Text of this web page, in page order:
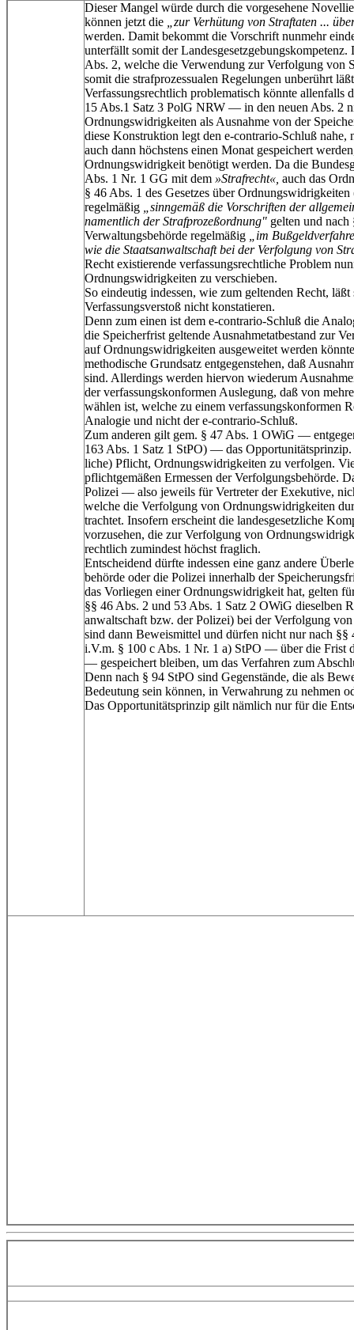
Dieser Mangel würde durch die vorgesehene
können jetzt die
„zur Verhütung von Straftaten ...
werden. Damit bekommt die Vorschrift nunmehr
unterfällt somit der
Abs. 2, welche die Verwendung zur Verfolgung von
somit die strafprozessualen Regelungen unberührt
Verfassungsrechtlich problematisch könnte allenfalls
15 Abs.1 Satz 3 PolG NRW — in den neuen Abs. 2
Ordnungswidrigkeiten als Ausnahme von der
diese Konstruktion legt den e-contrario-Schluß nahe,
auch dann höchstens einen Monat gespeichert
Ordnungswidrigkeit benötigt werden. Da die
Abs. 1 Nr. 1 GG mit dem »Strafrecht«, auch das
§ 46 Abs. 1 des Gesetzes über
regelmäßig
„sinngemäß die Vorschriften der
namentlich der Strafprozeßordnung" gelten und
Verwaltungsbehörde regelmäßig
„im
wie die Staatsanwaltschaft bei der Verfolgung von
Recht existierende verfassungsrechtliche Problem
Ordnungswidrigkeiten zu verschieben.
So eindeutig indessen, wie zum geltenden Recht,
Verfassungsverstoß nicht konstatieren.
Denn zum einen ist dem e-contrario-Schluß die
die Speicherfrist geltende Ausnahmetatbestand zur
auf Ordnungswidrigkeiten ausgeweitet werden
methodische Grundsatz entgegenstehen, daß
sind. Allerdings werden hiervon wiederum
der verfassungskonformen Auslegung, daß von
wählen ist, welche zu einem verfassungskonformen
Analogie und nicht der e-contrario-Schluß.
Zum anderen gilt gem. § 47 Abs. 1 OWiG —
163 Abs. 1 Satz 1 StPO) — das Opportunitätsprinzip.
liche) Pflicht, Ordnungswidrigkeiten zu verfolgen.
pflichtgemäßen Ermessen der Verfolgungsbehörde.
Polizei — also jeweils für Vertreter der Exekutive,
welche die Verfolgung von Ordnungswidrigkeiten
trachtet. Insofern erscheint die landesgesetzliche
vorzusehen, die zur Verfolgung von
rechtlich zumindest höchst fraglich.
Entscheidend dürfte indessen eine ganz andere
behörde oder die Polizei innerhalb der
das Vorliegen einer Ordnungswidrigkeit hat, gelten
§§ 46 Abs. 2 und 53 Abs. 1 Satz 2 OWiG dieselben
anwaltschaft bzw. der Polizei) bei der Verfolgung
sind dann Beweismittel und dürfen nicht nur nach
i.V.m. § 100 c Abs. 1 Nr. 1 a) StPO — über die Frist
— gespeichert bleiben, um das Verfahren zum
Denn nach § 94 StPO sind Gegenstände, die als
Bedeutung sein können, in Verwahrung zu nehmen
Das Opportunitätsprinzip gilt nämlich nur für die